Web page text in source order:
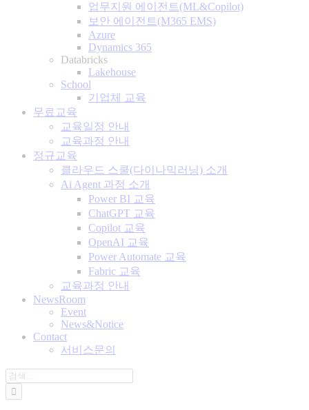
업무지원 에이전트(ML&Copilot)
보안 에이전트(M365 EMS)
Azure
Dynamics 365
Databricks
Lakehouse
School
기업체 교육
무료교육
교육일정 안내
교육과정 안내
정규교육
클라우드 스쿨(다이나믹러닝) 소개
Ai Agent 과정 소개
Power BI 교육
ChatGPT 교육
Copilot 교육
OpenAI 교육
Power Automate 교육
Fabric 교육
교육과정 안내
NewsRoom
Event
News&Notice
Contact
서비스문의
검
색: